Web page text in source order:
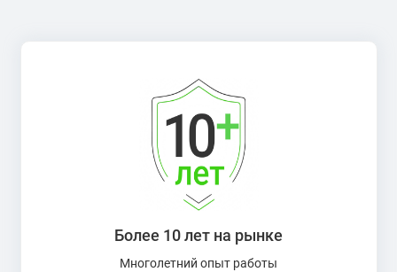
Более 10 лет на рынке
Многолетний опыт работы